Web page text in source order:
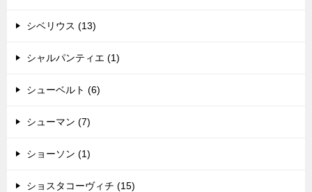
シベリウス (13)
シャルパンティエ (1)
シューベルト (6)
シューマン (7)
ショーソン (1)
ショスタコーヴィチ (15)